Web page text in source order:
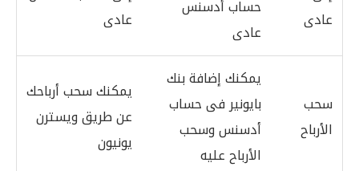
عادى
حساب أدسنس
عادى
عادى
سحب
الأرباح
يمكنك إضافة بنك
بايونير فى حساب
أدسنس وسحب
الأرباح عليه
يمكنك سحب أرباحك
عن طريق ويسترن
يونيون